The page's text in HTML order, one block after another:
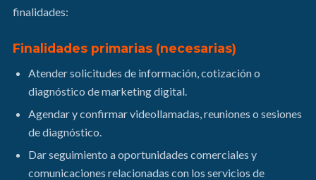
finalidades:
Finalidades primarias (necesarias)
Atender solicitudes de información, cotización o
diagnóstico de marketing digital.
Agendar y confirmar videollamadas, reuniones o sesiones
de diagnóstico.
Dar seguimiento a oportunidades comerciales y
comunicaciones relacionadas con los servicios de